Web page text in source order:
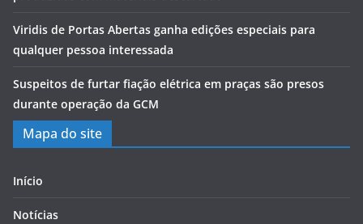
Viridis de Portas Abertas ganha edições especiais para
qualquer pessoa interessada
Suspeitos de furtar fiação elétrica em praças são presos
durante operação da GCM
Mapa do site
Início
Notícias